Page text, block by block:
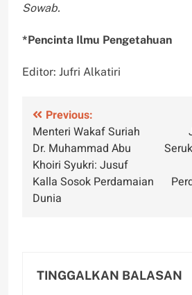
Sowab.
*Pencinta Ilmu Pengetahuan
Editor: Jufri Alkatiri
Navigasi
pos
Previous:
Menteri Wakaf Suriah
Dr. Muhammad Abu
Khoiri Syukri: Jusuf
Kalla Sosok Perdamaian
Dunia
TINGGALKAN BALASAN